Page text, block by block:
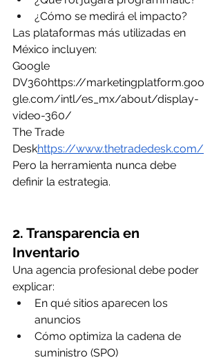
¿Cómo se medirá el impacto?
Las plataformas más utilizadas en
México incluyen:
Google
DV360https://marketingplatform.goo
gle.com/intl/es_mx/about/display-
video-360/
The Trade
Deskhttps://www.thetradedesk.com/
Pero la herramienta nunca debe
definir la estrategia.
2. Transparencia en
Inventario
Una agencia profesional debe poder
explicar:
En qué sitios aparecen los
anuncios
Cómo optimiza la cadena de
suministro (SPO)